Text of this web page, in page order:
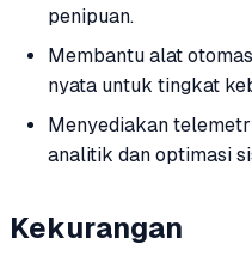
penipuan.
Membantu alat
nyata untuk tingkat
Menyediakan
analitik dan optimasi
Kekurangan